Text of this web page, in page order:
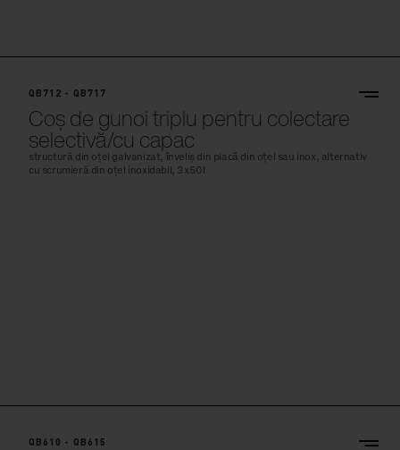
QB712 - QB717
Coș de gunoi triplu pentru colectare
selectivă/cu capac
structură din oțel galvanizat, înveliș din placă din oțel sau inox, alternativ
cu scrumieră din oțel inoxidabil, 3x50l
QB610 - QB615